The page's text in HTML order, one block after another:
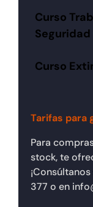
Curso
Curso
Tarifas para
Para
stock, te
377 o en